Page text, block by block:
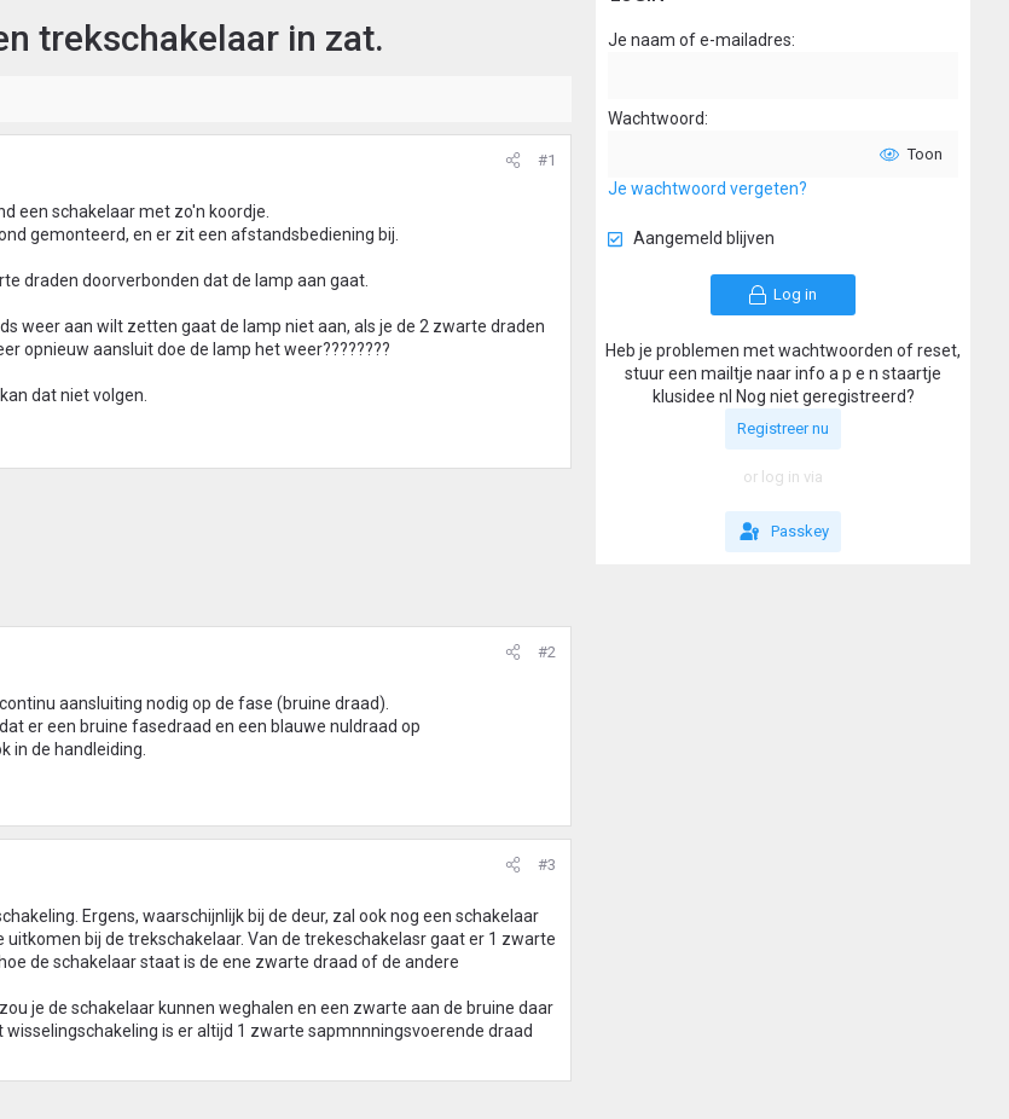
trekschakelaar in zat.
#1
een schakelaar met zo'n koordje.
gemonteerd, en er zit een afstandsbediening bij.
draden doorverbonden dat de lamp aan gaat.
weer aan wilt zetten gaat de lamp niet aan, als je de 2 zwarte draden
opnieuw aansluit doe de lamp het weer????????
dat niet volgen.
#2
aansluiting nodig op de fase (bruine draad).
er een bruine fasedraad en een blauwe nuldraad op
in de handleiding.
#3
Ergens, waarschijnlijk bij de deur, zal ook nog een schakelaar
bij de trekschakelaar. Van de trekeschakelasr gaat er 1 zwarte
de schakelaar staat is de ene zwarte draad of de andere
je de schakelaar kunnen weghalen en een zwarte aan de bruine daar
is er altijd 1 zwarte sapmnnningsvoerende draad
Je naam of e-mailadres
Wachtwoord
Toon
Je wachtwoord vergeten?
Aangemeld blijven
Log in
Heb je problemen met wachtwoorden of reset,
stuur een mailtje naar info a p e n staartje
klusidee nl Nog niet geregistreerd?
Registreer nu
or log in via
Passkey